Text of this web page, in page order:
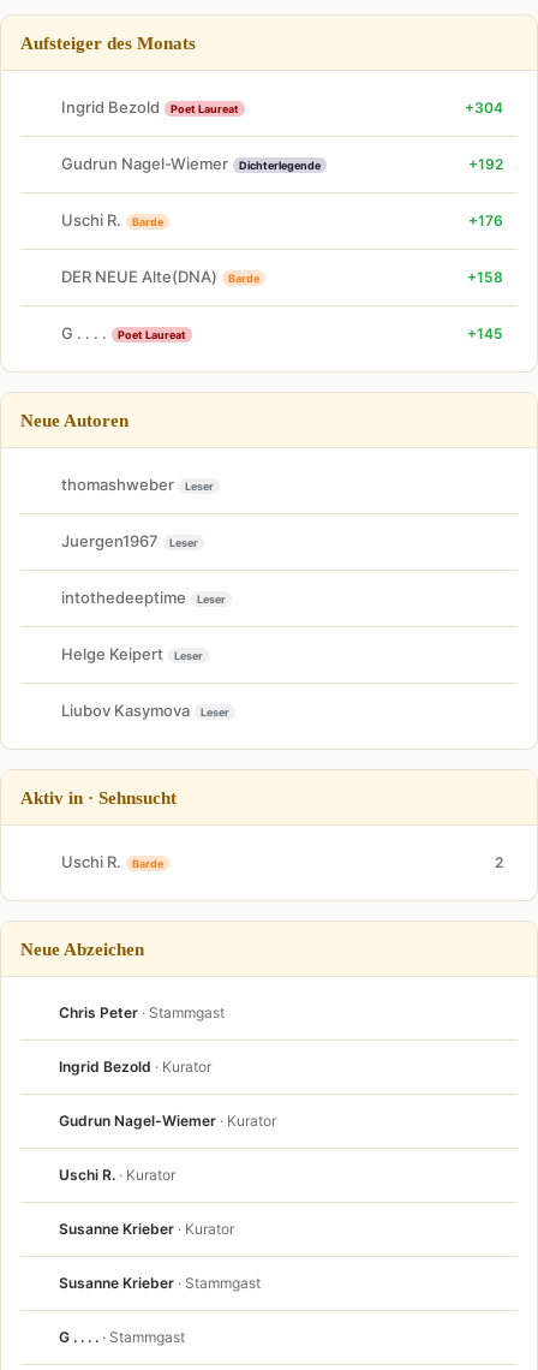
Aufsteiger des Monats
Ingrid Bezold Poet Laureat +304
Gudrun Nagel-Wiemer Dichterlegende +192
Uschi R. Barde +176
DER NEUE Alte(DNA) Barde +158
G . . . . Poet Laureat +145
Neue Autoren
thomashweber Leser
Juergen1967 Leser
intothedeeptime Leser
Helge Keipert Leser
Liubov Kasymova Leser
Aktiv in · Sehnsucht
Uschi R. Barde 2
Neue Abzeichen
Chris Peter · Stammgast
Ingrid Bezold · Kurator
Gudrun Nagel-Wiemer · Kurator
Uschi R. · Kurator
Susanne Krieber · Kurator
Susanne Krieber · Stammgast
G . . . . · Stammgast